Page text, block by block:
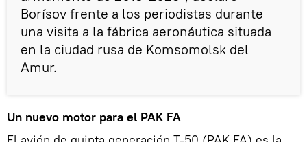
Borísov frente a los periodistas durante
una visita a la fábrica aeronáutica situada
en la ciudad rusa de Komsomolsk del
Amur.
Un nuevo motor para el PAK FA